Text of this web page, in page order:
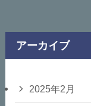
アーカイブ
2025年2月